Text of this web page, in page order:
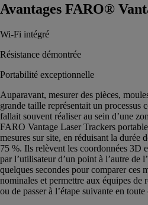
Avantages FARO®
Wi-Fi intégré
Résistance démontrée
Portabilité exceptionnelle
Auparavant, mesurer des pièces,
grande taille représentait un processus
fallait souvent réaliser au sein d’une
FARO Vantage Laser Trackers
mesures sur site, en réduisant la durée
75 %. Ils relèvent les coordonnées 3D
par l’utilisateur d’un point à l’autre de
quelques secondes pour comparer ces
nominales et permettre aux équipes de
ou de passer à l’étape suivante en